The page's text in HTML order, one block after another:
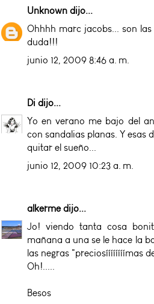
Unknown dijo...
Ohhhh marc jacobs... son
duda!!!
junio 12, 2009 8:46 a. m.
Di dijo...
Yo en verano me bajo del
con sandalias planas. Y esas
quitar el sueño...
junio 12, 2009 10:23 a. m.
alkermedijo...
Jo! viendo tanta cosa
mañana a una se le hace la
las negras "preciosíííííííímas
Oh!.....
Besos